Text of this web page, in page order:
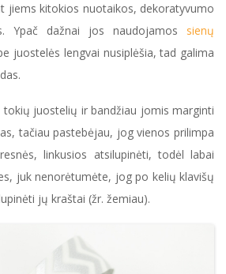
jiems kitokios nuotaikos, dekoratyvumo
Ypač dažnai jos naudojamos sienų
juostelės lengvai nusiplėšia, tad galima
tokių juostelių ir bandžiau jomis marginti
tačiau pastebėjau, jog vienos prilimpa
linkusios atsilupinėti, todėl labai
juk nenorėtumėte, jog po kelių klavišų
jų kraštai (žr. žemiau).